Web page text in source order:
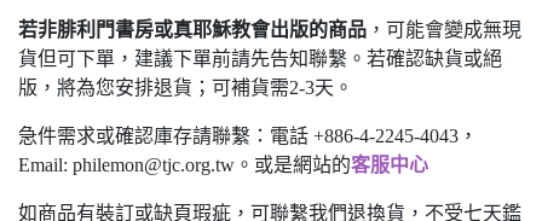
若非腓利門書房或真耶穌教會出版的商品 ，可能會變成無現
貨但可下單，建議下單前請先告知聯繫。若確認缺貨或絕
版，將為您安排退貨；可補貨需2-3天。
急件需求或確認庫存請聯繫：電話 +886-4-2245-4043，
Email: philemon@tjc.org.tw 。或是網站的客服中心
如商品有裝訂或缺頁瑕疵，可聯繫我們退換貨，不受七天鑑